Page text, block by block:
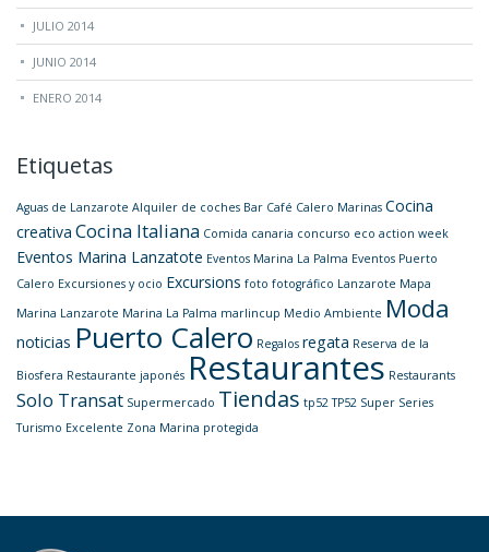
JULIO 2014
JUNIO 2014
ENERO 2014
Etiquetas
Aguas de Lanzarote Alquiler de coches Bar Café Calero Marinas Cocina
creativa Cocina Italiana Comida canaria concurso eco action week
Eventos Marina Lanzatote Eventos Marina La Palma Eventos Puerto
Calero Excursiones y ocio Excursions foto fotográfico Lanzarote Mapa
Marina Lanzarote Marina La Palma marlincup Medio Ambiente Moda
noticias Puerto Calero Regalos regata Reserva de la
Biosfera Restaurante japonés Restaurantes Restaurants
Solo Transat Supermercado Tiendas tp52 TP52 Super Series
Turismo Excelente Zona Marina protegida